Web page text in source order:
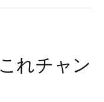
れチャン